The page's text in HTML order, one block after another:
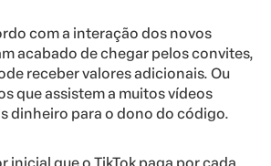
com a interação dos novos
acabado de chegar pelos convites,
receber valores adicionais. Ou
que assistem a muitos vídeos
dinheiro para o dono do código.